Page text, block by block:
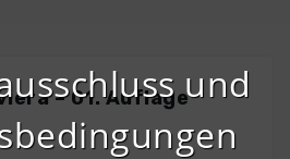
– 01. Auflageund